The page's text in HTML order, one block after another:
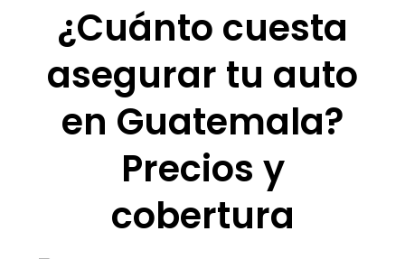
¿Cuánto cuesta
asegurar tu auto
en Guatemala?
Precios y
cobertura